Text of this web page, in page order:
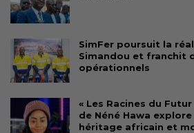
SimFer poursuit la
Simandou et franchit
opérationnels
« Les Racines du
de Néné Hawa
héritage africain et